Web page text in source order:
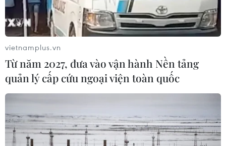
Mexico phát triển trò chơi
10/08/2026 04:37
mạng lưới khoa học quốc tế thành
nguồn lực phát triển
10/08/2026 04:35
vietnamplus.vn
Từ năm 2027, đưa vào vận hành Nền tảng
quản lý cấp cứu ngoại viện toàn quốc